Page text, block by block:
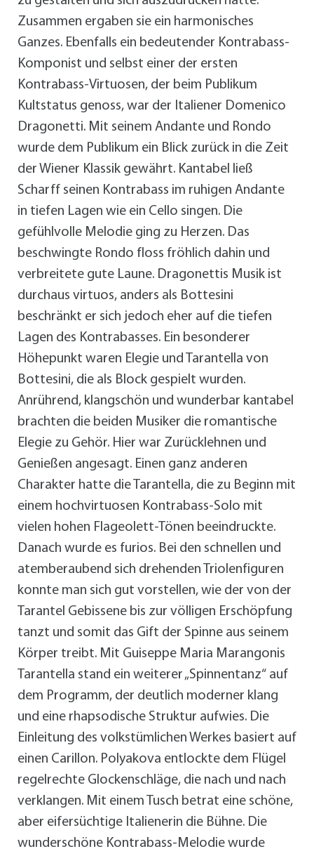
Zusammen ergaben sie ein harmonisches
Ganzes. Ebenfalls ein bedeutender Kontrabass-
Komponist und selbst einer der ersten
Kontrabass-Virtuosen, der beim Publikum
Kultstatus genoss, war der Italiener Domenico
Dragonetti. Mit seinem Andante und Rondo
wurde dem Publikum ein Blick zurück in die Zeit
der Wiener Klassik gewährt. Kantabel ließ
Scharff seinen Kontrabass im ruhigen Andante
in tiefen Lagen wie ein Cello singen. Die
gefühlvolle Melodie ging zu Herzen. Das
beschwingte Rondo floss fröhlich dahin und
verbreitete gute Laune. Dragonettis Musik ist
durchaus virtuos, anders als Bottesini
beschränkt er sich jedoch eher auf die tiefen
Lagen des Kontrabasses. Ein besonderer
Höhepunkt waren Elegie und Tarantella von
Bottesini, die als Block gespielt wurden.
Anrührend, klangschön und wunderbar kantabel
brachten die beiden Musiker die romantische
Elegie zu Gehör. Hier war Zurücklehnen und
Genießen angesagt. Einen ganz anderen
Charakter hatte die Tarantella, die zu Beginn mit
einem hochvirtuosen Kontrabass-Solo mit
vielen hohen Flageolett-Tönen beeindruckte.
Danach wurde es furios. Bei den schnellen und
atemberaubend sich drehenden Triolenfiguren
konnte man sich gut vorstellen, wie der von der
Tarantel Gebissene bis zur völligen Erschöpfung
tanzt und somit das Gift der Spinne aus seinem
Körper treibt. Mit Guiseppe Maria Marangonis
Tarantella stand ein weiterer „Spinnentanz“ auf
dem Programm, der deutlich moderner klang
und eine rhapsodische Struktur aufwies. Die
Einleitung des volkstümlichen Werkes basiert auf
einen Carillon. Polyakova entlockte dem Flügel
regelrechte Glockenschläge, die nach und nach
verklangen. Mit einem Tusch betrat eine schöne,
aber eifersüchtige Italienerin die Bühne. Die
wunderschöne Kontrabass-Melodie wurde